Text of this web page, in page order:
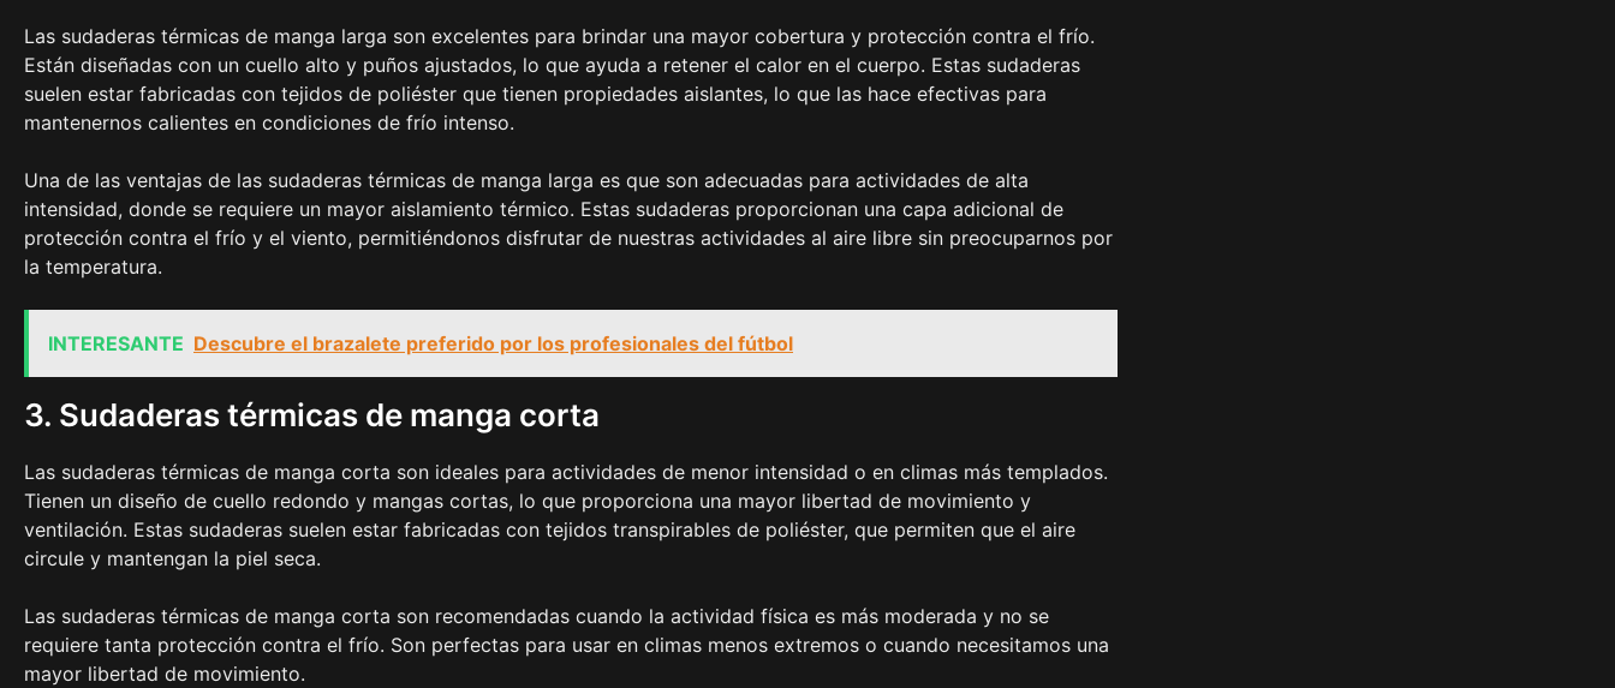
Las sudaderas térmicas de manga larga son excelentes para brindar una mayor cobertura y protección contra el frío.
Están diseñadas con un cuello alto y puños ajustados, lo que ayuda a retener el calor en el cuerpo. Estas sudaderas
suelen estar fabricadas con tejidos de poliéster que tienen propiedades aislantes, lo que las hace efectivas para
mantenernos calientes en condiciones de frío intenso.
Una de las ventajas de las sudaderas térmicas de manga larga es que son adecuadas para actividades de alta
intensidad, donde se requiere un mayor aislamiento térmico. Estas sudaderas proporcionan una capa adicional de
protección contra el frío y el viento, permitiéndonos disfrutar de nuestras actividades al aire libre sin preocuparnos por
la temperatura.
INTERESANTE Descubre el brazalete preferido por los profesionales del fútbol
3. Sudaderas térmicas de manga corta
Las sudaderas térmicas de manga corta son ideales para actividades de menor intensidad o en climas más templados.
Tienen un diseño de cuello redondo y mangas cortas, lo que proporciona una mayor libertad de movimiento y
ventilación. Estas sudaderas suelen estar fabricadas con tejidos transpirables de poliéster, que permiten que el aire
circule y mantengan la piel seca.
Las sudaderas térmicas de manga corta son recomendadas cuando la actividad física es más moderada y no se
requiere tanta protección contra el frío. Son perfectas para usar en climas menos extremos o cuando necesitamos una
mayor libertad de movimiento.